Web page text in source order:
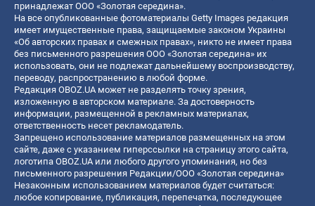
принадлежат ООО «Золотая середина».
На все опубликованные фотоматериалы Getty Images редакция
имеет имущественные права, защищаемые законом Украины
«Об авторских правах и смежных правах», никто не имеет права
без письменного разрешения ООО «Золотая середина» их
использовать, они не подлежат дальнейшему воспроизводству,
переводу, распространению в любой форме.
Редакция OBOZ.UA может не разделять точку зрения,
изложенную в авторском материале. За достоверность
информации, размещенной в рекламных материалах,
ответственность несет рекламодатель.
Запрещено использование материалов размещенных на этом
сайте, даже с указанием гиперссылки на страницу этого сайта,
логотипа OBOZ.UA или любого другого упоминания, но без
письменного разрешения Редакции/ООО «Золотая середина»
Незаконным использованием материалов будет считаться:
любое копирование, публикация, перепечатка, последующее